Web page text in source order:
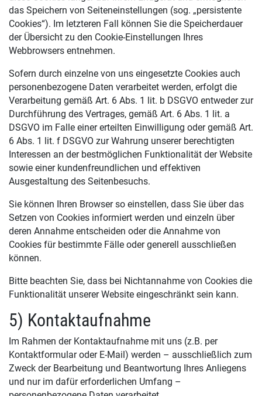
das Speichern von Seiteneinstellungen (sog. „persistente
Cookies“). Im letzteren Fall können Sie die Speicherdauer
der Übersicht zu den Cookie-Einstellungen Ihres
Webbrowsers entnehmen.
Sofern durch einzelne von uns eingesetzte Cookies auch
personenbezogene Daten verarbeitet werden, erfolgt die
Verarbeitung gemäß Art. 6 Abs. 1 lit. b DSGVO entweder zur
Durchführung des Vertrages, gemäß Art. 6 Abs. 1 lit. a
DSGVO im Falle einer erteilten Einwilligung oder gemäß Art.
6 Abs. 1 lit. f DSGVO zur Wahrung unserer berechtigten
Interessen an der bestmöglichen Funktionalität der Website
sowie einer kundenfreundlichen und effektiven
Ausgestaltung des Seitenbesuchs.
Sie können Ihren Browser so einstellen, dass Sie über das
Setzen von Cookies informiert werden und einzeln über
deren Annahme entscheiden oder die Annahme von
Cookies für bestimmte Fälle oder generell ausschließen
können.
Bitte beachten Sie, dass bei Nichtannahme von Cookies die
Funktionalität unserer Website eingeschränkt sein kann.
5) Kontaktaufnahme
Im Rahmen der Kontaktaufnahme mit uns (z.B. per
Kontaktformular oder E-Mail) werden – ausschließlich zum
Zweck der Bearbeitung und Beantwortung Ihres Anliegens
und nur im dafür erforderlichen Umfang –